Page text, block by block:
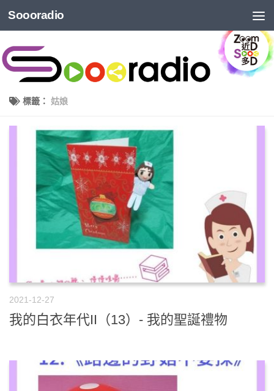
Soooradio
標籤： 姑娘
2021-12-27
我的白衣年代II（13）- 我的聖誕禮物